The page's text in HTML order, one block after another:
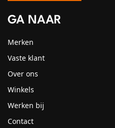
GA NAAR
Merken
Vaste klant
Over ons
Winkels
Werken bij
Contact